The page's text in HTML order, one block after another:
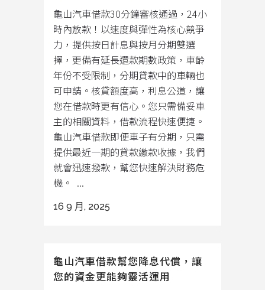
龜山汽車借款30分鐘審核通過，24小
時內放款！以速度與彈性為核心競爭
力，提供按日計息與按月分期雙選
擇，更備有延長還款期數政策，車齡
年份不受限制，分期貸款中的車輛也
可申請。核貸額度高，利息公道，讓
您在借款時更有信心。您只需備妥車
主的相關資料，借款流程快速便捷。
龜山汽車借款即便車子有分期，只需
提供最近一期的貸款繳款收據，我們
就會迅速撥款，幫您快速解決財務危
機。 ...
16 9 月, 2025
龜山汽車借款幫您降息代償，讓
您的資金更能夠靈活運用